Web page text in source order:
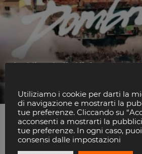
the Mirrorballs Night con
Visualizzazione di 7
Utiliziamo i cookie per darti la
di navigazione e mostrarti la
tue preferenze. Cliccando su
acconsenti a mostrarti la
tue preferenze. In ogni caso,
consensi dalle impostazioni